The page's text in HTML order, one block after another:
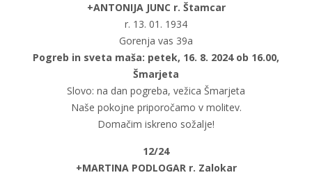
+ANTONIJA JUNC r. Štamcar
r. 13. 01. 1934
Gorenja vas 39a
Pogreb in sveta maša: petek, 16. 8. 2024 ob 16.00,
Šmarjeta
Slovo: na dan pogreba, vežica Šmarjeta
Naše pokojne priporočamo v molitev.
Domačim iskreno sožalje!
12/24
+MARTINA PODLOGAR r. Zalokar